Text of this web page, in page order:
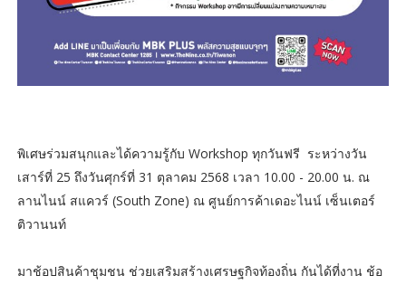
พิเศษร่วมสนุกและได้ความรู้กับ Workshop ทุกวันฟรี ระหว่างวัน
เสาร์ที่ 25 ถึงวันศุกร์ที่ 31 ตุลาคม 2568 เวลา 10.00 - 20.00 น. ณ
ลานไนน์ สแควร์ (South Zone) ณ ศูนย์การค้าเดอะไนน์ เซ็นเตอร์
ติวานนท์
มาช้อปสินค้าชุมชน ช่วยเสริมสร้างเศรษฐกิจท้องถิ่น กันได้ที่งาน ช้อ